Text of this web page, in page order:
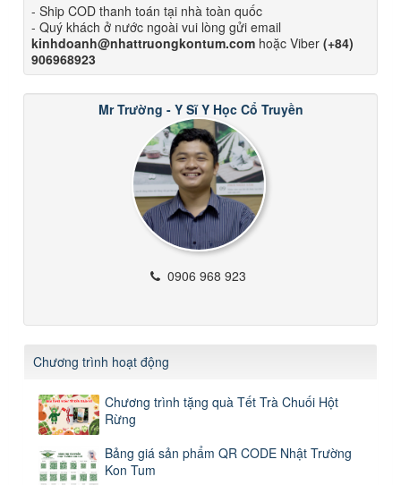
- Ship COD thanh toán tại nhà toàn quốc
- Quý khách ở nước ngoài vui lòng gửi email
kinhdoanh@nhattruongkontum.com hoặc Viber (+84)
906968923
Mr Trường - Y Sĩ Y Học Cổ Truyền
0906 968 923
Chương trình hoạt động
Chương trình tặng quà Tết Trà Chuối Hột
Rừng
Bảng giá sản phẩm QR CODE Nhật Trường
Kon Tum